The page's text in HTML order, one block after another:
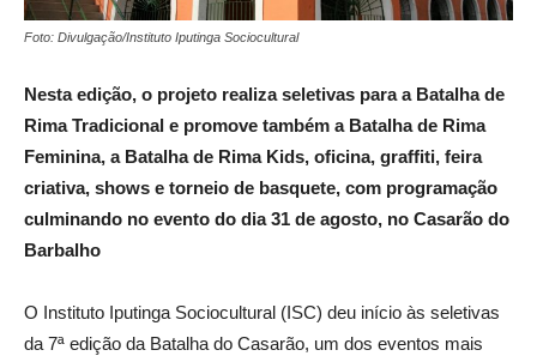
Foto: Divulgação/Instituto Iputinga Sociocultural
Nesta edição, o projeto realiza seletivas para a Batalha de
Rima Tradicional e promove também a Batalha de Rima
Feminina, a Batalha de Rima Kids, oficina, graffiti, feira
criativa, shows e torneio de basquete, com programação
culminando no evento do dia 31 de agosto, no Casarão do
Barbalho
O Instituto Iputinga Sociocultural (ISC) deu início às seletivas
da 7ª edição da Batalha do Casarão, um dos eventos mais